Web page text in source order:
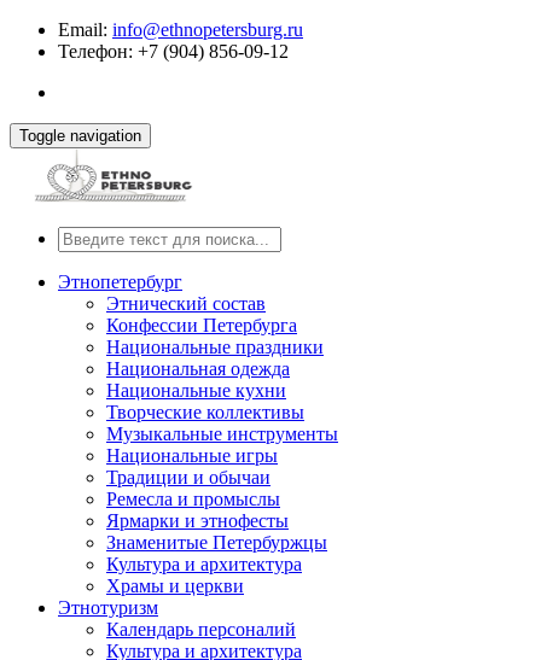
Email: info@ethnopetersburg.ru
Телефон: +7 (904) 856-09-12
Toggle navigation
Этнопетербург
Этнический состав
Конфессии Петербурга
Национальные праздники
Национальная одежда
Национальные кухни
Творческие коллективы
Музыкальные инструменты
Национальные игры
Традиции и обычаи
Ремесла и промыслы
Ярмарки и этнофесты
Знаменитые Петербуржцы
Культура и архитектура
Храмы и церкви
Этнотуризм
Календарь персоналий
Культура и архитектура